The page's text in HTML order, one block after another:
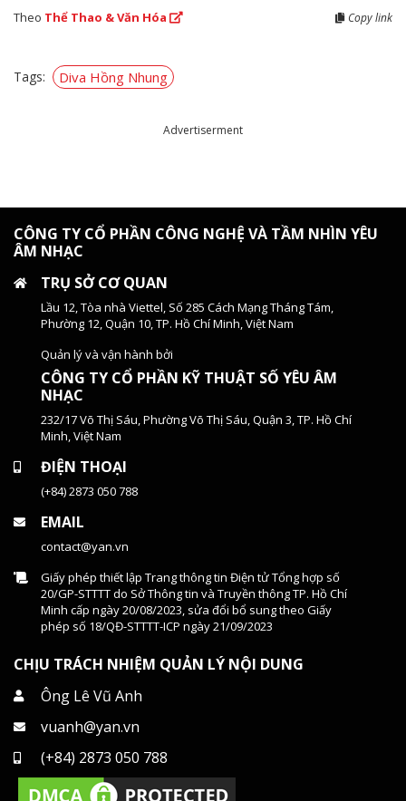
Theo Thể Thao & Văn Hóa Copy link
Tags: Diva Hồng Nhung
Advertiserment
CÔNG TY CỔ PHẦN CÔNG NGHỆ VÀ TẦM NHÌN YÊU
ÂM NHẠC
TRỤ SỞ CƠ QUAN
Lầu 12, Tòa nhà Viettel, Số 285 Cách Mạng Tháng Tám,
Phường 12, Quận 10, TP. Hồ Chí Minh, Việt Nam
Quản lý và vận hành bởi
CÔNG TY CỔ PHẦN KỸ THUẬT SỐ YÊU ÂM
NHẠC
232/17 Võ Thị Sáu, Phường Võ Thị Sáu, Quận 3, TP. Hồ Chí
Minh, Việt Nam
ĐIỆN THOẠI
(+84) 2873 050 788
EMAIL
contact@yan.vn
Giấy phép thiết lập Trang thông tin Điện tử Tổng hợp số
20/GP-STTTT do Sở Thông tin và Truyền thông TP. Hồ Chí
Minh cấp ngày 20/08/2023, sửa đổi bổ sung theo Giấy
phép số 18/QĐ-STTTT-ICP ngày 21/09/2023
CHỊU TRÁCH NHIỆM QUẢN LÝ NỘI DUNG
Ông Lê Vũ Anh
vuanh@yan.vn
(+84) 2873 050 788